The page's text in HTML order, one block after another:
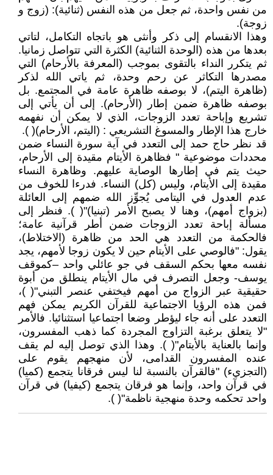
من نفس واحدة، ثم جعل من هذه النفس (ثنائية): (زوج و
زوجة).
وهذا الانقسام إلى ذكر وأنثى هو باتجاه التكامل، لتاتي
بعدها من هذه (الوحدة الثنائية) الكثرة التي تتواصل زمانيا.
ثم يتكرر النداء بالتقوى بموجب (المعرفة بالأرحام) التي
مصدرها التكاثر عن رحم وحدة، ثم ياتي الله لذكر
(ظاهرة اليتم)، لا بوصفه ظاهرة عامة في المجتمع. بل
بوصفه ظاهرة ضمن إطار (الأرحام). إلى أن يأتي إلى
تشريع وإباحة تعدد الزوجات، الذي لا يمكن أن نفهمه
خارج هذا الإطار والمسوغ التشريعي : (اليتم، الأرحام)( ).
قد نظر حاج حمد إلى التعدد في آية سورة النساء ضمن
محددات موضوعية " فظاهرة الأيتام مقيدة إلى الأرحام،
حيث يتم في إطارها الوصاية عليهم. وظاهرة النساء
مقيدة إلى الأيتام، وليس (كل) النساء. فدرءا للخوف من
عدم العدول في اليتامى يُجوِّز الله ضمهم إلى العائلة
(بزواج أمهم)، وهنا لا يصبح الأمر (تبنيا)"( ). فنظر إلى
مسألة إباحة تعدد الزوجات ضمن أطر قرآنية عامة؛
فالحكمة من التعدد هي الحد من ظاهرة (الاختلاط)،
يقول: "فالوصي على الأيتام حين لا يكون زوجا لأمهم، يجد
نفسه معها بحكم السقف في جو عائلي واحد –كموقف
يوسف- وجعل التصرف في مال الأيتام ينطلق من أبوة
حقيقية عبر الزواج من أمهم فيختفي عنصر التبني"( )،
فمن هذه الرؤيا الاجتماعية للقرآن الكريم يمكن فهم
التعدد على أنه جاء ليؤطر وضعا اجتماعيا استثنائيا. فالأمر
"لا يتعلق برغبة التزاوج المجردة كما ذهب المفسرون،
وإنما بالعناية بالأيتام"( ). وهذا الذي توصل إليه لم يقف
عنده المفسرون القدامى، لأن منهجهم يقوم على
(التجزيء) "فالقرآن بالنسبة لنا ليس فرقانا يتجمع (كميا)
في قرآن واحد، وإنما هو فرقان يتجمع (كيفيا) في قرآن
واحد تحكمه وحدة منهجية ناظمة"( ).